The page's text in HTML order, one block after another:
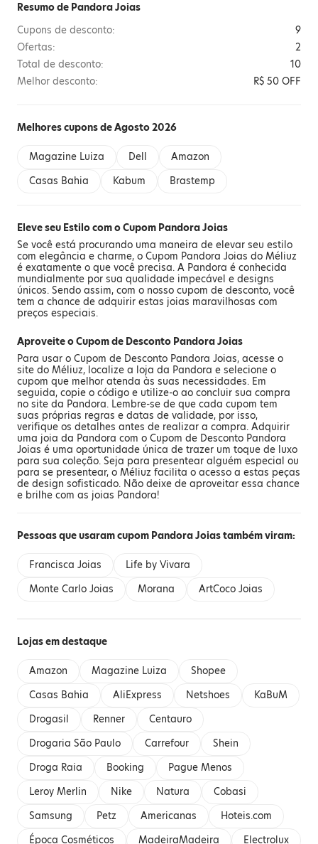
Resumo de Pandora Joias
Cupons de desconto:
9
Ofertas:
2
Total de desconto:
10
Melhor desconto:
R$ 50 OFF
Melhores cupons de Agosto 2026
Magazine Luiza Dell
Amazon
Casas Bahia
Kabum Brastemp
Eleve seu Estilo com o Cupom Pandora Joias
Se você está procurando uma maneira de elevar seu estilo
com elegância e charme, o Cupom Pandora Joias do Méliuz
é exatamente o que você precisa. A Pandora é conhecida
mundialmente por sua qualidade impecável e designs
únicos. Sendo assim, com o nosso cupom de desconto, você
tem a chance de adquirir estas joias maravilhosas com
preços especiais.
Aproveite o Cupom de Desconto Pandora Joias
Para usar o Cupom de Desconto Pandora Joias, acesse o
site do Méliuz, localize a loja da Pandora e selecione o
cupom que melhor atenda às suas necessidades. Em
seguida, copie o código e utilize-o ao concluir sua compra
no site da Pandora. Lembre-se de que cada cupom tem
suas próprias regras e datas de validade, por isso,
verifique os detalhes antes de realizar a compra. Adquirir
uma joia da Pandora com o Cupom de Desconto Pandora
Joias é uma oportunidade única de trazer um toque de luxo
para sua coleção. Seja para presentear alguém especial ou
para se presentear, o Méliuz facilita o acesso a estas peças
de design sofisticado. Não deixe de aproveitar essa chance
e brilhe com as joias Pandora!
Pessoas que usaram cupom Pandora Joias também viram:
Francisca Joias
Life by Vivara
Monte Carlo Joias
Morana ArtCoco Joias
Lojas em destaque
Amazon Magazine Luiza
Shopee
Casas Bahia
AliExpress Netshoes
KaBuM
Drogasil
Renner
Centauro
Drogaria São Paulo
Carrefour
Shein
Droga Raia
Booking
Pague Menos
Leroy Merlin
Nike Natura
Cobasi
Samsung
Petz Americanas
Hoteis.com
Época Cosméticos
MadeiraMadeira Electrolux